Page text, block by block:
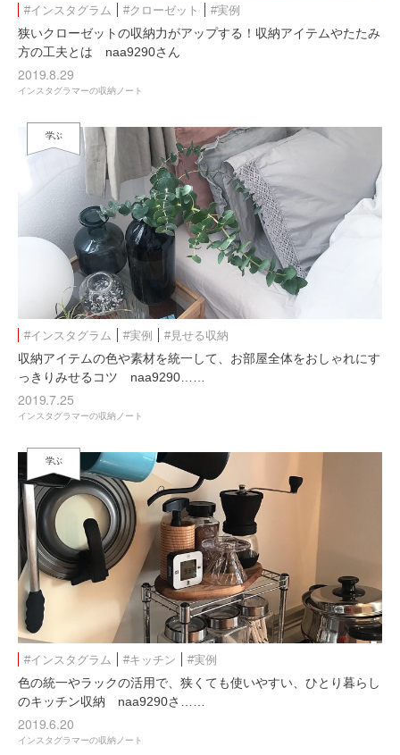
#インスタグラム #クローゼット #実例
狭いクローゼットの収納力がアップする！収納アイテムやたたみ
方の工夫とは naa9290さん
2019.8.29
インスタグラマーの収納ノート
学ぶ
#インスタグラム #実例 #見せる収納
収納アイテムの色や素材を統一して、お部屋全体をおしゃれにす
っきりみせるコツ naa9290……
2019.7.25
インスタグラマーの収納ノート
学ぶ
#インスタグラム #キッチン #実例
色の統一やラックの活用で、狭くても使いやすい、ひとり暮らし
のキッチン収納 naa9290さ……
2019.6.20
インスタグラマーの収納ノート